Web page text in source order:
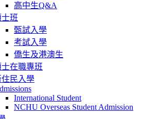
高中生Q&A
班
甄試入學
考試入學
僑生及港澳生
士在職專班
住民入學
International Student
NCHU Overseas Student Admission